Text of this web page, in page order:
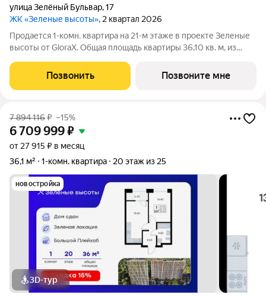
улица Зелёный Бульвар,17
ЖК «Зеленые высоты», 2 квартал 2026
Продается 1-комн. квартира на 21-м этаже в проекте Зеленые
высоты от GloraX. Общая площадь квартиры 36,10 кв. м, из
13,80 кв. м кухни. Номер квартиры - 205. Преимущества
квартиры:
Позвонить Позвоните мне
7 894 116₽ –15%
6 709 999₽
от 27 915 ₽ в месяц
36,1 м²
1-комн. квартира 20 этаж из 25
новостройка
3D-тур